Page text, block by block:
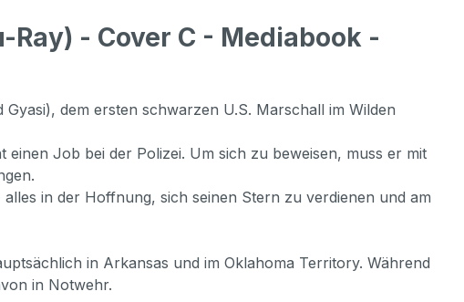
Ray) - Cover C - Mediabook -
dem ersten schwarzen U.S. Marschall im Wilden
Job bei der Polizei. Um sich zu beweisen, muss er mit
in der Hoffnung, sich seinen Stern zu verdienen und am
in Arkansas und im Oklahoma Territory. Während
in Notwehr.